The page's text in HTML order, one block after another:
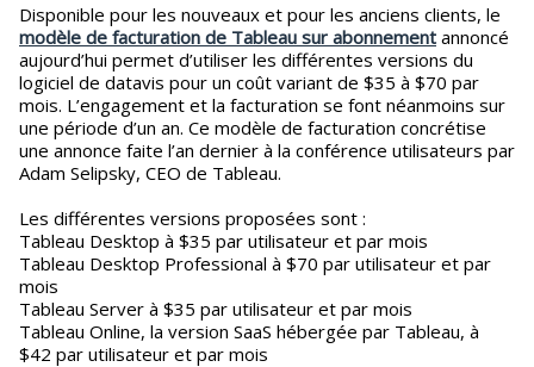
Disponible pour les nouveaux et pour les anciens clients, le
modèle de facturation de Tableau sur abonnement annoncé
aujourd’hui permet d’utiliser les différentes versions du
logiciel de datavis pour un coût variant de $35 à $70 par
mois. L’engagement et la facturation se font néanmoins sur
une période d’un an. Ce modèle de facturation concrétise
une annonce faite l’an dernier à la conférence utilisateurs par
Adam Selipsky, CEO de Tableau.
Les différentes versions proposées sont :
Tableau Desktop à $35 par utilisateur et par mois
Tableau Desktop Professional à $70 par utilisateur et par
mois
Tableau Server à $35 par utilisateur et par mois
Tableau Online, la version SaaS hébergée par Tableau, à
$42 par utilisateur et par mois